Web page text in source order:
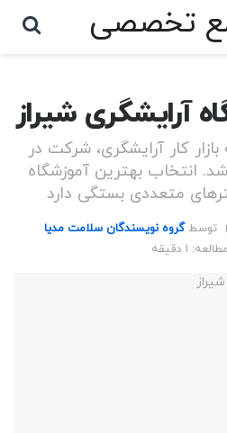
آرایشگری شیراز
کار آرایشگری، شرکت در
انتخاب بهترین آموزشگاه
متعددی بستگی دارد
توسط گروه نویسندگان سلامت مدیا
1 دقیقه